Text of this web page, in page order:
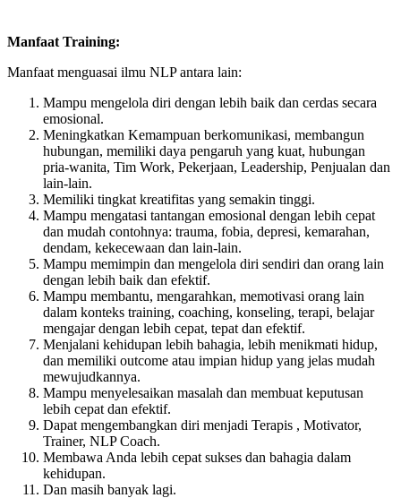
Manfaat Training:
Manfaat menguasai ilmu NLP antara lain:
Mampu mengelola diri dengan lebih baik dan cerdas secara
emosional.
Meningkatkan Kemampuan berkomunikasi, membangun
hubungan, memiliki daya pengaruh yang kuat, hubungan
pria-wanita, Tim Work, Pekerjaan, Leadership, Penjualan dan
lain-lain.
Memiliki tingkat kreatifitas yang semakin tinggi.
Mampu mengatasi tantangan emosional dengan lebih cepat
dan mudah contohnya: trauma, fobia, depresi, kemarahan,
dendam, kekecewaan dan lain-lain.
Mampu memimpin dan mengelola diri sendiri dan orang lain
dengan lebih baik dan efektif.
Mampu membantu, mengarahkan, memotivasi orang lain
dalam konteks training, coaching, konseling, terapi, belajar
mengajar dengan lebih cepat, tepat dan efektif.
Menjalani kehidupan lebih bahagia, lebih menikmati hidup,
dan memiliki outcome atau impian hidup yang jelas mudah
mewujudkannya.
Mampu menyelesaikan masalah dan membuat keputusan
lebih cepat dan efektif.
Dapat mengembangkan diri menjadi Terapis , Motivator,
Trainer, NLP Coach.
Membawa Anda lebih cepat sukses dan bahagia dalam
kehidupan.
Dan masih banyak lagi.